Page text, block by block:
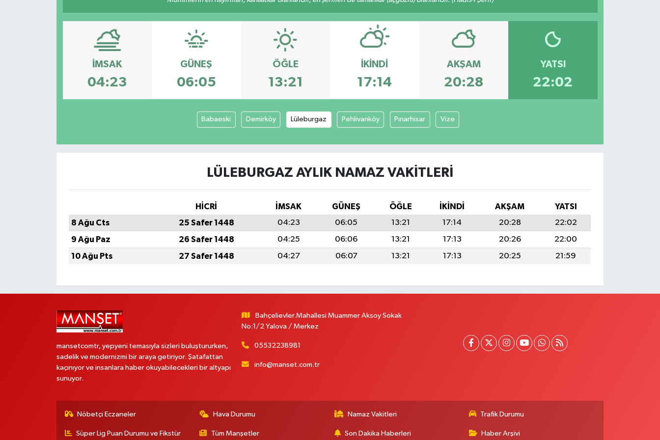
İMSAK
04:23
GÜNEŞ
06:05
ÖĞLE
13:21
İKINDI
17:14
AKŞAM
20:28
YATSI
22:02
Babaeski Demirköy Lüleburgaz Pehlivanköy Pınarhisar Vize
LÜLEBURGAZ AYLIK NAMAZ VAKITLERI
HİCRİ İMSAK GÜNEŞ ÖĞLE İKINDI AKŞAM
YATSI
8 Ağu Cts
25 Safer 1448 04:23 06:05 13:21 17:14 20:28
22:02
9 Ağu Paz
26 Safer 1448 04:25 06:06 13:21 17:13 20:26
22:00
10 Ağu Pts
27 Safer 1448 04:27 06:07 13:21 17:13 20:25 21:59
mansetcomtr, yepyeni temasıyla sizleri buluştururken,
sadelik ve modernizmi bir araya getiriyor. Şatafattan
kaçınıyor ve insanlara haber okuyabilecekleri bir altyapı
sunuyor.
Bahçelievler.Mahallesi Muammer Aksoy Sokak
No:1/2 Yalova / Merkez
05532238981
info@manset.com.tr
Nöbetçi Eczaneler Hava Durumu Namaz Vakitleri Trafik Durumu
Süper Lig Puan Durumu ve Fikstür Tüm Manşetler Son Dakika Haberleri Haber Arşivi